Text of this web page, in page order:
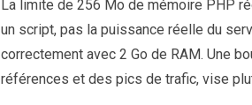
La limite de 256 Mo de mémoire PHP
un script, pas la puissance réelle du
correctement avec 2 Go de RAM. Une
références et des pics de trafic, vise